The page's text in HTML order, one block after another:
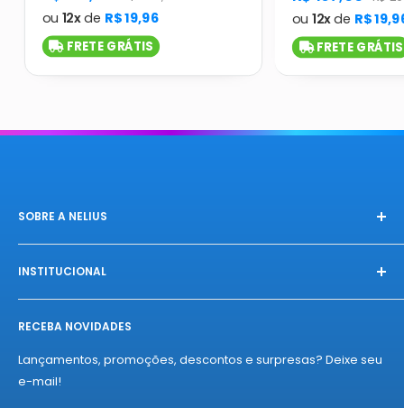
ou 12xde R$ 19,96
FRETE GRÁTIS
ou 12xde R$
FRETE GRÁTIS
SOBRE A NELIUS
Na Nelius, fazemos das compras uma celebração única.
Conectamos você à produtos exclusivos, diretamente das
Nelius e se apaixone por nossos produtos!
INSTITUCIONAL
Início
Sobre a Nelius
Termos de Entregas
Políticas de Privacidade
RECEBA NOVIDADES
Lançamentos, promoções, descontos e surpresas? Deixe seu
e-mail!